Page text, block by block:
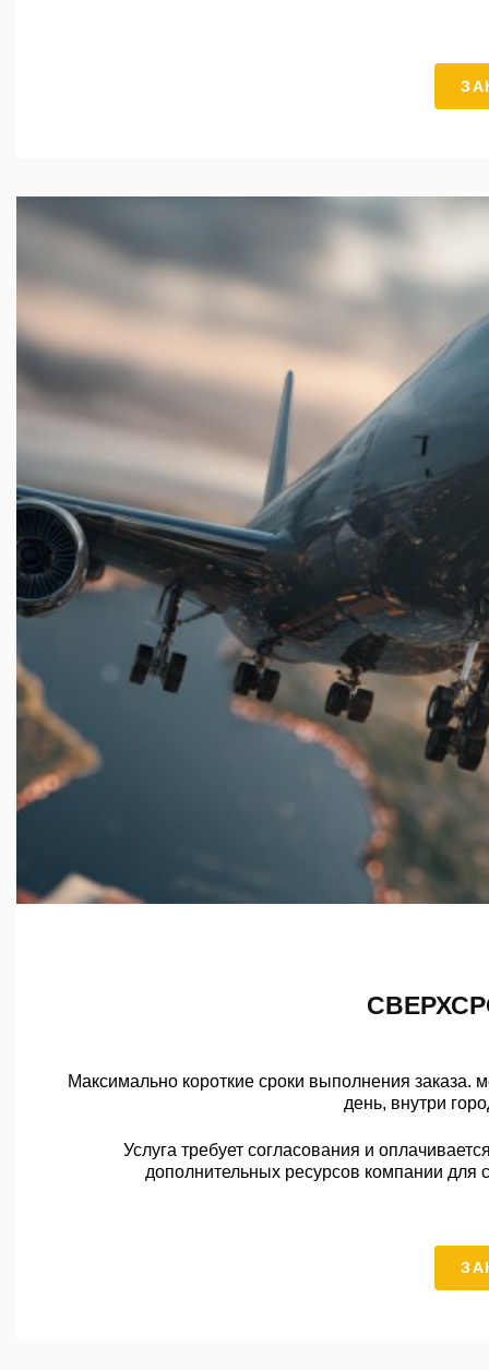
Максимально короткие сроки выполнения
день, внутри
Услуга требует согласования и
дополнительных ресурсов компании для